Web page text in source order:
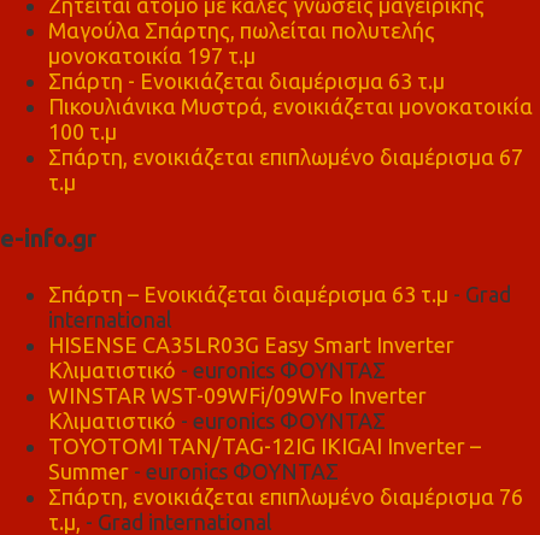
Ζητείται άτομο με καλές γνώσεις μαγειρικής
Μαγούλα Σπάρτης, πωλείται πολυτελής
μονοκατοικία 197 τ.μ
Σπάρτη - Ενοικιάζεται διαμέρισμα 63 τ.μ
Πικουλιάνικα Μυστρά, ενοικιάζεται μονοκατοικία
100 τ.μ
Σπάρτη, ενοικιάζεται επιπλωμένο διαμέρισμα 67
τ.μ
e-info.gr
Σπάρτη – Ενοικιάζεται διαμέρισμα 63 τ.μ - Grad
international
HISENSE CA35LR03G Easy Smart Inverter
Κλιματιστικό - euronics ΦΟΥΝΤΑΣ
WINSTAR WST-09WFi/09WFo Inverter
Κλιματιστικό - euronics ΦΟΥΝΤΑΣ
TOYOTOMI TAN/TAG-12IG IKIGAI Inverter –
Summer - euronics ΦΟΥΝΤΑΣ
Σπάρτη, ενοικιάζεται επιπλωμένο διαμέρισμα 76
τ.μ, - Grad international